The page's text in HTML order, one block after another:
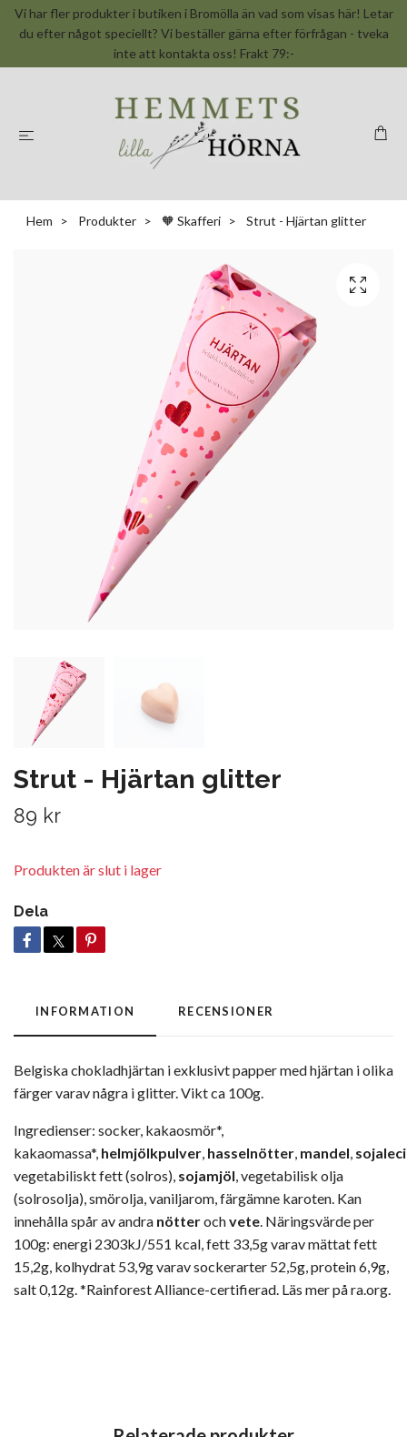
Vi har fler produkter i butiken i Bromölla än vad som visas här! Letar
du efter något speciellt? Vi beställer gärna efter förfrågan - tveka
inte att kontakta oss! Frakt 79:-
Hem Produkter 🧡 Skafferi Strut - Hjärtan glitter
Strut - Hjärtan glitter
89 kr
Produkten är slut i lager
Dela
INFORMATION RECENSIONER
Belgiska chokladhjärtan i exklusivt papper med hjärtan i olika
färger varav några i glitter. Vikt ca 100g.
Ingredienser: socker, kakaosmör*,
kakaomassa*, helmjölkpulver, hasselnötter, mandel,
vegetabiliskt fett (solros), sojamjöl, vegetabilisk olja
(solrosolja), smörolja, vaniljarom, färgämne karoten. Kan
innehålla spår av andra nötterochvete. Näringsvärde per
100g: energi 2303kJ/551 kcal, fett 33,5g varav mättat fett
15,2g, kolhydrat 53,9g varav sockerarter 52,5g, protein 6,9g,
salt 0,12g. *Rainforest Alliance-certifierad. Läs mer på ra.org.